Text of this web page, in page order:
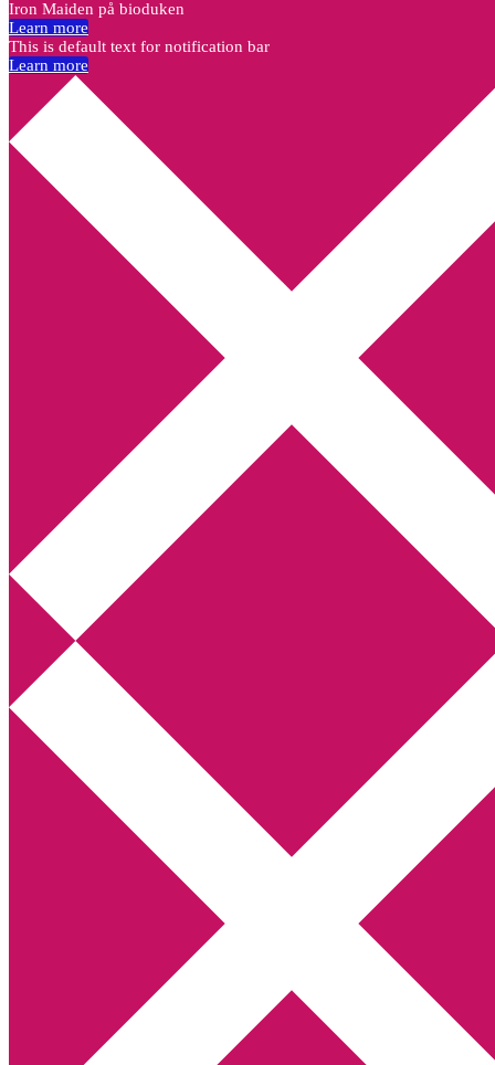
Annikas litteratur- och kulturblogg
Deckare, kriminalromaner, thrillers
Hem
Boktolva
Författarfemman
Kontakt
Webbshop Amazon
Utskriftscentralen
Min tv-blogg
You are here:Home Bokbloggsjerka
Bokbloggsjerka 25 – 28
Iron Maiden på bioduken
Learn more
This is default text for notification bar
Learn more